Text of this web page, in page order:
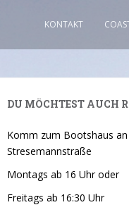
KONTAKT
DU MÖCHTEST AUCH
Komm zum Bootshaus
Stresemannstraße
Montags ab 16 Uhr oder
Freitags ab 16:30 Uhr